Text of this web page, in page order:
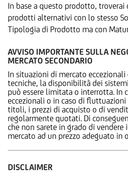
In base a questo prodotto,
prodotti alternativi con lo stesso
Tipologia di Prodotto ma con
AVVISO IMPORTANTE SULLA
MERCATO SECONDARIO
In situazioni di mercato
tecniche, la disponibilità dei
può essere limitata o interrotta. In
eccezionali o in caso di fluttuazioni
titoli, i prezzi di acquisto o di
regolarmente quotati. Di
che non sarete in grado di
mercato ad un prezzo adeguato in
DISCLAIMER